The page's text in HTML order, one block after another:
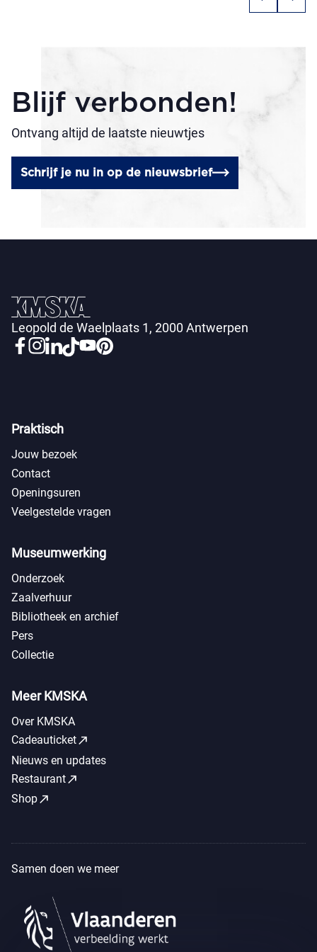
Blijf verbonden!
Ontvang altijd de laatste nieuwtjes
Schrijf je nu in op de nieuwsbrief
Leopold de Waelplaats 1, 2000 Antwerpen
Praktisch
Jouw bezoek
Contact
Openingsuren
Veelgestelde vragen
Museumwerking
Onderzoek
Zaalverhuur
Bibliotheek en archief
Pers
Collectie
Meer KMSKA
Over KMSKA
Cadeauticketcall_made
Nieuws en updates
Restaurantcall_made
Shopcall_made
Samen doen we meer